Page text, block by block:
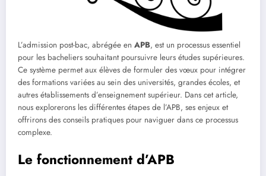
L’admission post-bac, abrégée en APB, est un processus essentiel
pour les bacheliers souhaitant poursuivre leurs études supérieures.
Ce système permet aux élèves de formuler des vœux pour intégrer
des formations variées au sein des universités, grandes écoles, et
autres établissements d’enseignement supérieur. Dans cet article,
nous explorerons les différentes étapes de l’APB, ses enjeux et
offrirons des conseils pratiques pour naviguer dans ce processus
complexe.
Le fonctionnement d’APB